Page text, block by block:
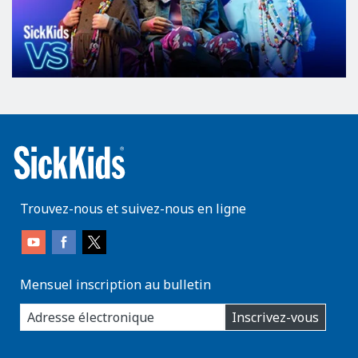
Trouvez-nous et suivez-nous en ligne
Mensuel inscription au bulletin
enter
you
email
Inscrivez-vous